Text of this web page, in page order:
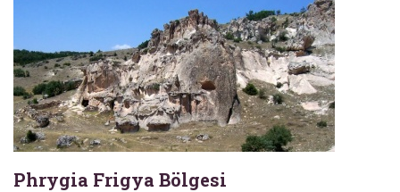
Phrygia Frigya Bölgesi